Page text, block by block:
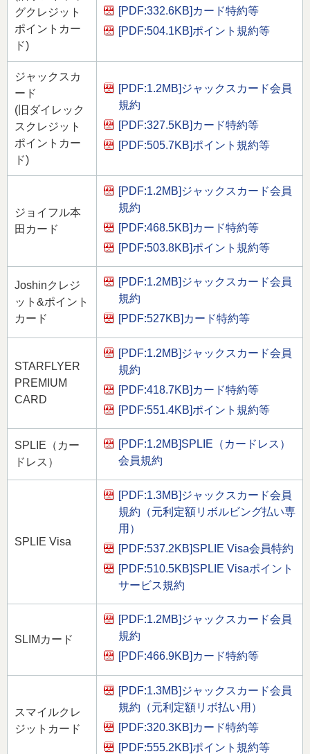
グクレジット
ポイントカー
ド)
[PDF:332.6KB] カード特約等
[PDF:504.1KB]ポイント規約等
ジャックスカ
ード
(旧ダイレック
スクレジット
ポイントカー
ド)
[PDF:1.2MB] ジャックスカード会員
規約
[PDF:327.5KB] カード特約等
[PDF:505.7KB]ポイント規約等
ジョイフル本
田カード
[PDF:1.2MB] ジャックスカード会員
規約
[PDF:468.5KB] カード特約等
[PDF:503.8KB]ポイント規約等
Joshinクレジ
ット&ポイント
カード
[PDF:1.2MB] ジャックスカード会員
規約
[PDF:527KB] カード特約等
STARFLYER
PREMIUM
CARD
[PDF:1.2MB] ジャックスカード会員
規約
[PDF:418.7KB] カード特約等
[PDF:551.4KB]ポイント規約等
SPLIE（カー
ドレス）
[PDF:1.2MB]SPLIE（カードレス）
会員規約
SPLIE Visa
[PDF:1.3MB] ジャックスカード会員
規約（元利定額リボルビング払い専
用）
[PDF:537.2KB]SPLIE Visa会員特約
[PDF:510.5KB]SPLIE Visaポイント
サービス規約
SLIMカード
[PDF:1.2MB] ジャックスカード会員
規約
[PDF:466.9KB] カード特約等
スマイルクレ
ジットカード
[PDF:1.3MB] ジャックスカード会員
規約（元利定額リボ払い用）
[PDF:320.3KB] カード特約等
[PDF:555.2KB]ポイント規約等